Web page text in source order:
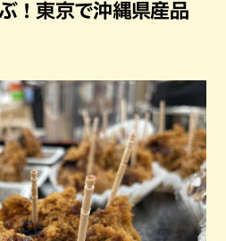
！東京で沖縄県産品